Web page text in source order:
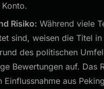
Risiko: Während viele
sind, weisen die Titel in
des politischen
Bewertungen auf. Das
Einflussnahme aus